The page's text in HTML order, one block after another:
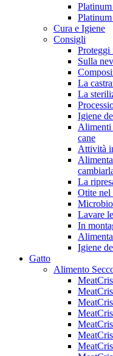
Cura e Igiene
Consigli
Proteggi
Sulla
La
La
Igiene
Alimenti
cane
Attività
La
Otite nel
Lavare
In
Igiene
Gatto
Alimento